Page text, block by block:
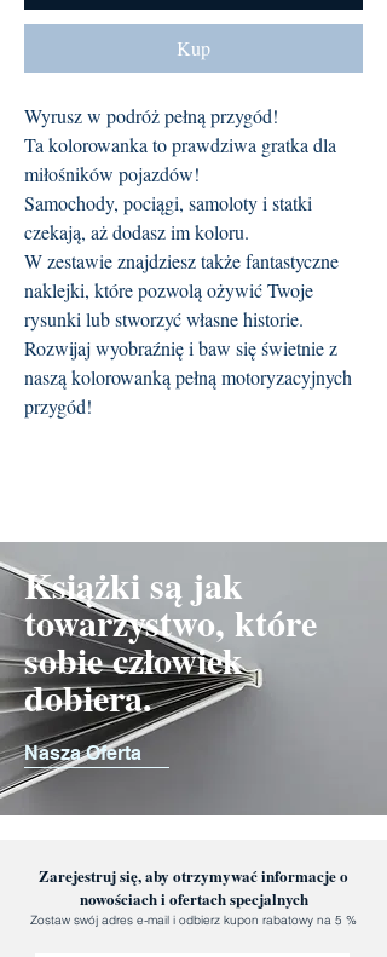
Kup
Wyrusz w podróż pełną przygód!
Ta kolorowanka to prawdziwa gratka dla
miłośników pojazdów!
Samochody, pociągi, samoloty i statki
czekają, aż dodasz im koloru.
W zestawie znajdziesz także fantastyczne
naklejki, które pozwolą ożywić Twoje
rysunki lub stworzyć własne historie.
Rozwijaj wyobraźnię i baw się świetnie z
naszą kolorowanką pełną motoryzacyjnych
przygód!
Książki są jak
towarzystwo, które
sobie człowiek
dobiera.
Nasza Oferta
Zarejestruj się, aby otrzymywać informacje o
nowościach i ofertach specjalnych
Zostaw swój adres e-mail i odbierz kupon rabatowy na 5 %